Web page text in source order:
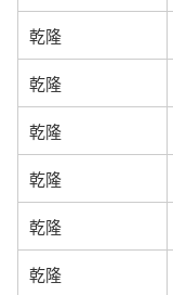
乾隆
乾隆
乾隆
乾隆
乾隆
乾隆